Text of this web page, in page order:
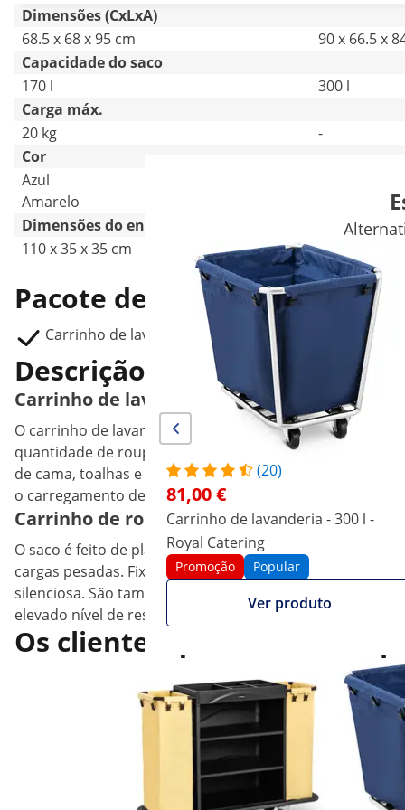
Dimensões (CxLxA)
68.5 x 68 x 95 cm
90 x 66.5 x
Capacidade do saco
170 l
300 l
Carga máx.
20 kg
-
Cor
Azul
Amarelo
Dimensões do envio (CxLxA)
110 x 35 x 35 cm
92 x 9 x 67 cm
Pacote de entrega
Carrinho de lavandaria ULX-CRFZ E1
(20)
81,00 €
Carrinho de lavanderia - 300 l -
Royal Catering
Promoção Popular
Ver produto
Descrição do Produto
Carrinho de lavandaria de grande
O carrinho de lavandaria ulsonix é ideal para utilização
quantidade de roupa suja. O contentor de 170 litros
de cama, toalhas e outros artigos. O carrinho de hotel
o carregamento de grandes quantidades de roupa.
Carrinho de roupa robusto para grandes
O saco é feito de plástico resistente à rutura e foi
cargas pesadas. Fixa-se de forma segura e rápida ao
silenciosa. São também resistentes à abrasão e não
elevado nível de resistência ao choque - não tem de se
Os clientes que viram este